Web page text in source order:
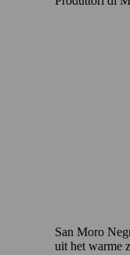
San Moro
uit het warme